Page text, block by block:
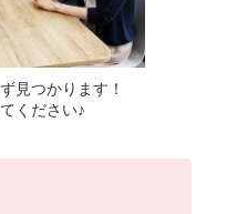
見つかります！
ください♪